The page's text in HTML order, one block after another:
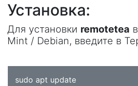
Установка:
Для установки remotetea
Mint / Debian, введите в
sudo apt update